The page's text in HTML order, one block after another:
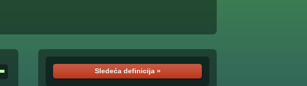
Sledeća definicija »